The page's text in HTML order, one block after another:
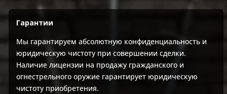
Гарантии
Мы гарантируем абсолютную конфиденциальность и
юридическую чистоту при совершении сделки.
Наличие лицензии на продажу гражданского и
огнестрельного оружие гарантирует юридическую
чистоту приобретения.